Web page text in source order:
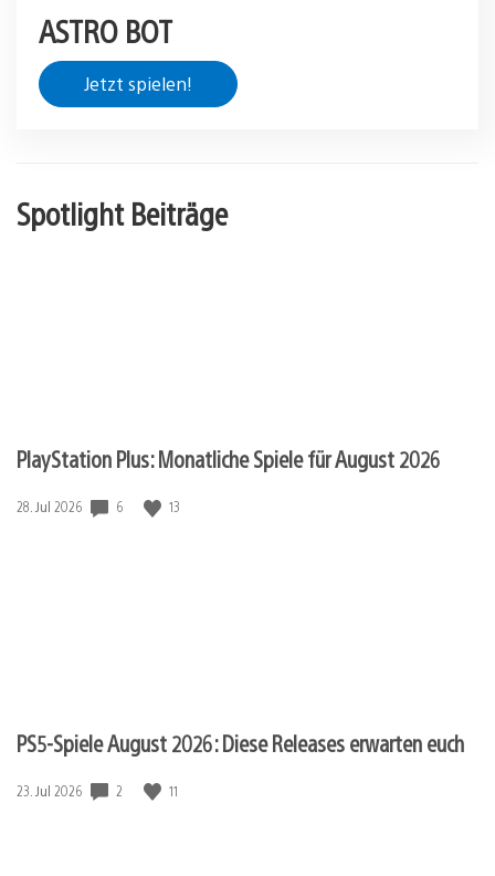
ASTRO BOT
Jetzt spielen!
Spotlight Beiträge
PlayStation Plus: Monatliche Spiele für August 2026
Veröffentlichungsdatum:
28. Jul 2026 6 13
PS5-Spiele August 2026: Diese Releases erwarten euch
Veröffentlichungsdatum:
23. Jul 2026 2 11